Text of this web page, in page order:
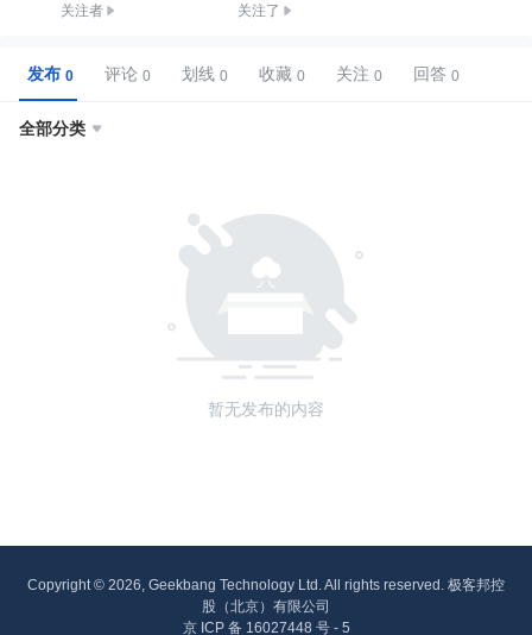
关注者 关注了
发布 评论 划线 收藏 关注 回答
全部分类 
暂无发布的内容
Copyright © 2026, Geekbang Technology Ltd. All rights reserved. 极客邦控
股（北京）有限公司
京 ICP 备 16027448 号 - 5